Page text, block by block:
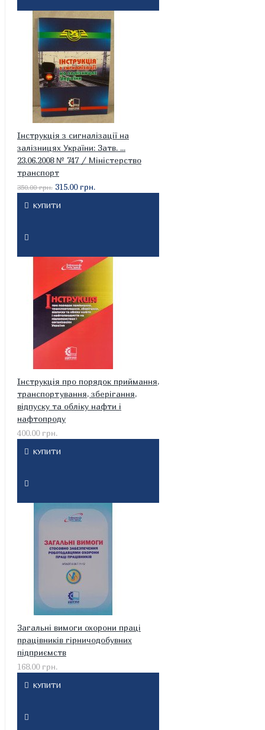
Інструкція з сигналізації на
залізницях України: Затв. ...
23.06.2008 № 747 / Міністерство
транспорт
350.00 грн. 315.00 грн.
КУПИТИ
Інструкція про порядок приймання,
транспортування, зберігання,
відпуску та обліку нафти і
нафтопроду
400.00 грн.
КУПИТИ
Загальні вимоги охорони праці
працівників гірничодобувних
підприємств
168.00 грн.
КУПИТИ